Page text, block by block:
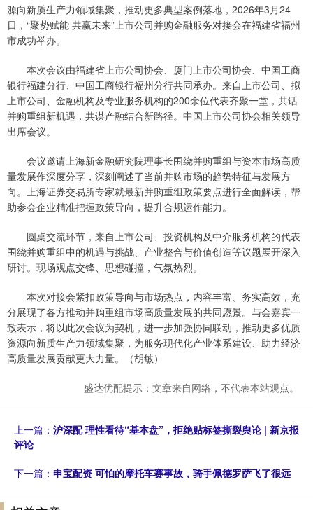
源向新质生产力领域集聚，推动更多典型案例落地，2026年3月24
日，“聚势赋能 共赢未来”上市公司并购金融服务对接会在福建省福州
市成功举办。
本次会议由福建省上市公司协会、厦门上市公司协会、中国工商
银行福建分行、中国工商银行福州分行共同承办。来自上市公司、拟
上市公司、金融机构及专业服务机构的200余位代表齐聚一堂，共话
并购重组新机遇，共谋产融结合新路径。中国上市公司协会相关领导
出席会议。
会议邀请上海新金融研究院理事长围绕并购重组与资本市场高质
量发展作深度分享，深刻阐述了当前并购市场的趋势特征与发展方
向。上海证券交易所专家就最新并购重组政策要点进行全面解读，帮
助参会企业精准把握政策导向，提升合规运作能力。
圆桌交流环节，来自上市公司、投资机构及中介服务机构的代表
围绕并购重组中的机遇与挑战、产业整合与价值创造等议题展开深入
研讨。现场观点交锋、思想碰撞，气氛热烈。
本次对接会紧扣政策导向与市场热点，内容丰富、务实高效，充
分展现了各方推动并购重组市场高质量发展的共同愿景。与会嘉宾一
致表示，将以此次会议为契机，进一步加强协同联动，推动更多优质
资源向新质生产力领域集聚，为服务现代化产业体系建设、助力经济
高质量发展贡献更大力量。（胡敏）
盛达优配提示：文章来自网络，不代表本站观点。
上一篇： 沪深配 理性看待“基本盘”，拒绝贴标签撕裂舆论 | 新京报
评论
下一篇： 申宝配资 可怕的摩托车赛事故，骑手佩德罗萨飞了很远